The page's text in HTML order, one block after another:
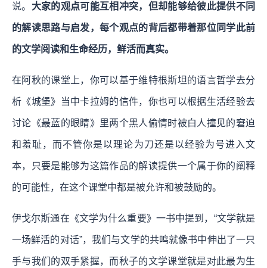
说。 大家的观点可能互相冲突，但却能够给彼此提供不同
的解读思路与启发，每个观点的背后都带着那位同学此前
的文学阅读和生命经历，鲜活而真实。
在阿秋的课堂上，你可以基于维特根斯坦的语言哲学去分
析《城堡》当中卡拉姆的信件，你也可以根据生活经验去
讨论《最蓝的眼睛》里两个黑人偷情时被白人撞见的窘迫
和羞耻，而不管你是以理论为刀还是以经验为号进入文
本，只要是能够为这篇作品的解读提供一个属于你的阐释
的可能性，在这个课堂中都是被允许和被鼓励的。
伊戈尔斯通在《文学为什么重要》一书中提到，“文学就是
一场鲜活的对话”，我们与文学的共鸣就像书中伸出了一只
手与我们的双手紧握，而秋子的文学课堂就是对此最为生